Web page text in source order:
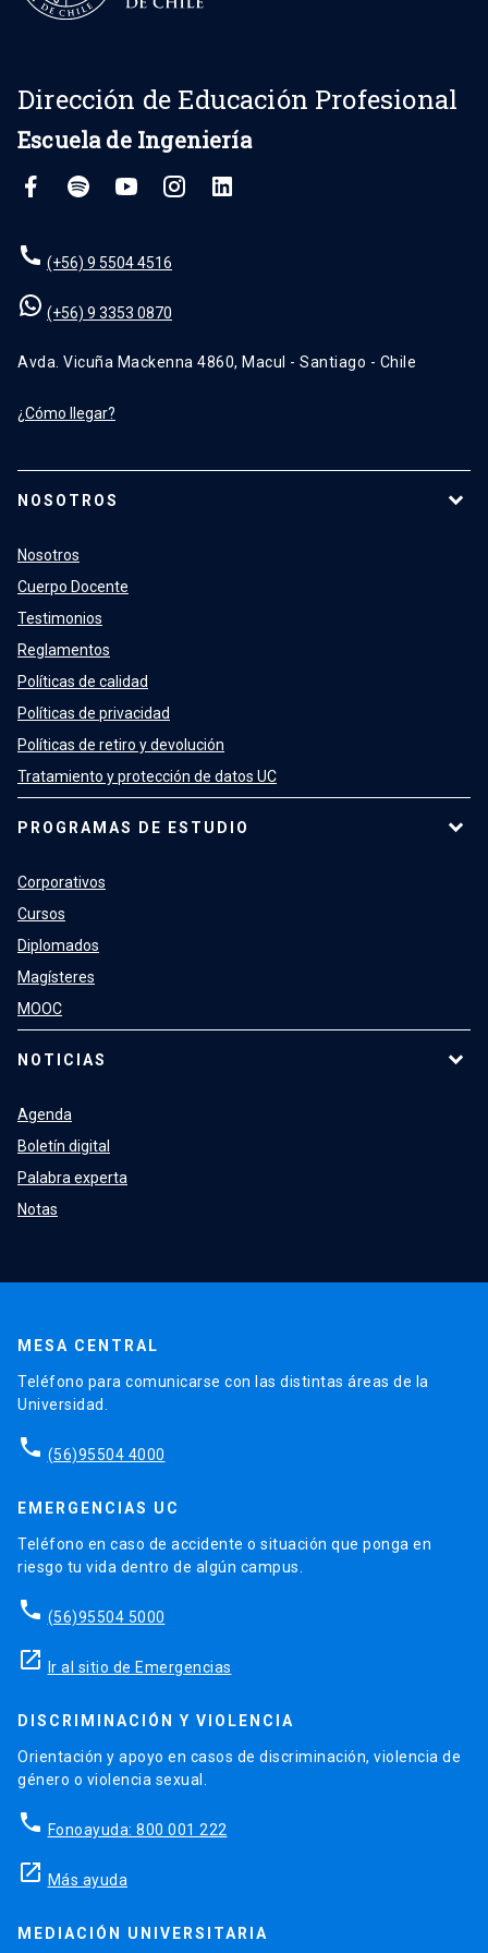
Dirección de Educación Profesional
Escuela de Ingeniería
(+56) 9 5504 4516
(+56) 9 3353 0870
Avda. Vicuña Mackenna 4860, Macul - Santiago - Chile
¿Cómo llegar?
NOSOTROS
Nosotros
Cuerpo Docente
Testimonios
Reglamentos
Políticas de calidad
Políticas de privacidad
Políticas de retiro y devolución
Tratamiento y protección de datos UC
PROGRAMAS DE ESTUDIO
Corporativos
Cursos
Diplomados
Magísteres
MOOC
NOTICIAS
Agenda
Boletín digital
Palabra experta
Notas
MESA CENTRAL
Teléfono para comunicarse con las distintas áreas de la
Universidad.
phone (56)95504 4000
EMERGENCIAS UC
Teléfono en caso de accidente o situación que ponga en
riesgo tu vida dentro de algún campus.
phone (56)95504 5000
launch Ir al sitio de Emergencias
DISCRIMINACIÓN Y VIOLENCIA
Orientación y apoyo en casos de discriminación, violencia de
género o violencia sexual.
phone Fonoayuda: 800 001 222
launch Más ayuda
MEDIACIÓN UNIVERSITARIA